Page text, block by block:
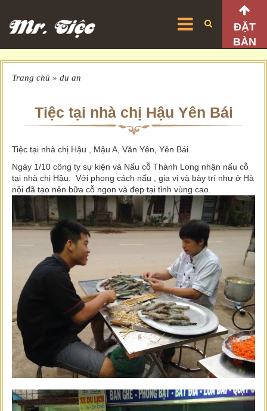
ĐẶT
BÀN
Trang chủ » du an
Tiệc tại nhà chị Hậu Yên Bái
Tiệc tại nhà chị Hậu , Mậu A, Văn Yên, Yên Bái.
Ngày 1/10 công ty sự kiện và Nấu cỗ Thành Long nhận nấu cỗ
tại nhà chị Hậu. Với phong cách nấu , gia vị và bày trí như ở Hà
nội đã tạo nên bữa cỗ ngon và đẹp tại tỉnh vùng cao.